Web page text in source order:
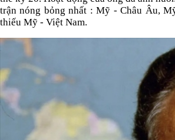
trận nóng bỏng nhất : Mỹ - Châu Âu,
thiếu Mỹ - Việt Nam.